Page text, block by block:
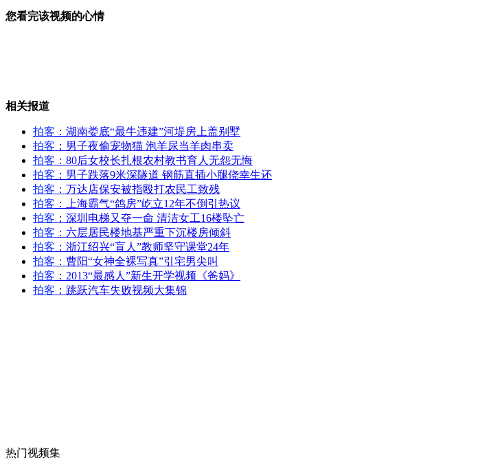
杭州地铁故障致百余乘客徒步隧道
希拉里称支持军事干预叙利亚
中方敦促日本控制福岛核污水泄漏
无痛分娩是否安全 医生回应
您看完该视频的心情
相关报道
拍客 ：湖南娄底“最牛违建”河堤房上盖别墅
拍客 ：男子夜偷宠物猫 泡羊尿当羊肉串卖
拍客 ：80后女校长扎根农村教书育人无怨无悔
拍客 ：男子跌落9米深隧道 钢筋直插小腿侥幸生还
拍客 ：万达店保安被指殴打农民工致残
拍客 ：上海霸气“鸽房”屹立12年不倒引热议
拍客 ：深圳电梯又夺一命 清洁女工16楼坠亡
拍客 ：六层居民楼地基严重下沉楼房倾斜
拍客 ：浙江绍兴“盲人”教师坚守课堂24年
拍客 ：曹阳“女神全裸写真”引宅男尖叫
拍客 ：2013“最感人”新生开学视频《爸妈》
拍客 ：跳跃汽车失败视频大集锦
热门视频集